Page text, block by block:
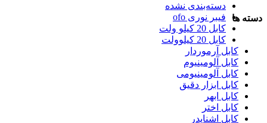
دسته ها
دسته‌بندی نشده
فیبر نوری ofo
کابل 20 کیلو ولت
کابل 20 کیلوولت
کابل آرموردار
کابل آلومینیوم
کابل آلومینیومی
کابل ابزار دقیق
کابل ابهر
کابل اختر
کابل اشنایدر